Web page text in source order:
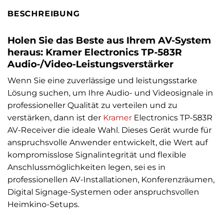
BESCHREIBUNG
Holen Sie das Beste aus Ihrem AV-System
heraus: Kramer Electronics TP-583R
Audio-/Video-Leistungsverstärker
Wenn Sie eine zuverlässige und leistungsstarke
Lösung suchen, um Ihre Audio- und Videosignale in
professioneller Qualität zu verteilen und zu
verstärken, dann ist der Kramer Electronics TP-583R
AV-Receiver die ideale Wahl. Dieses Gerät wurde für
anspruchsvolle Anwender entwickelt, die Wert auf
kompromisslose Signalintegrität und flexible
Anschlussmöglichkeiten legen, sei es in
professionellen AV-Installationen, Konferenzräumen,
Digital Signage-Systemen oder anspruchsvollen
Heimkino-Setups.